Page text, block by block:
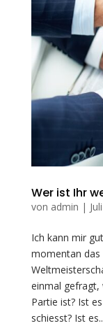
Wer ist Ihr
von admin |
Ich kann mir
momentan das
einmal gefragt,
Partie ist? Ist
schiesst? Ist